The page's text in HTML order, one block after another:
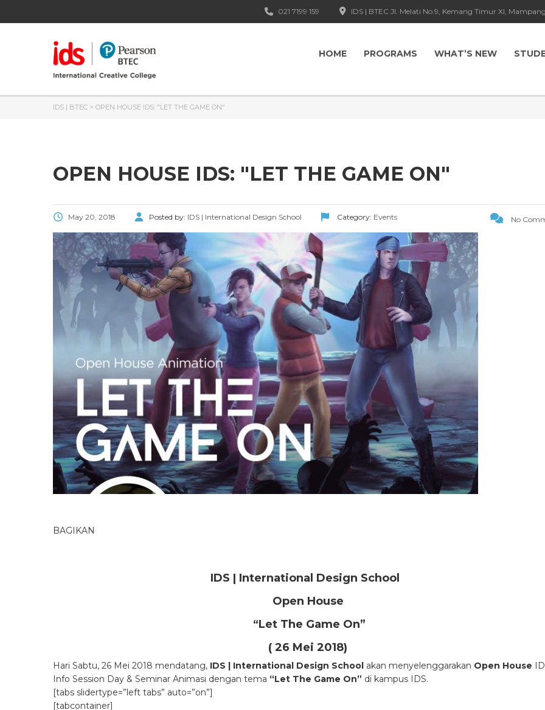
IDS | BTEC Jl. Melati No.9, Kemang Timur XI,
021 7199 159
HOME PROGRAMS WHAT’S NEW
IDS | BTEC > OPEN HOUSE IDS: "LET THE GAME ON"
OPEN HOUSE IDS: "LET THE GAME ON"
May 20, 2018 Posted by: IDS | International Design School Category: Events No
BAGIKAN
IDS | International Design School
Open House
“Let The Game On”
( 26 Mei 2018)
Hari Sabtu, 26 Mei 2018 mendatang, IDS | International Design School akan menyelenggarakan Open House
Info Session Day & Seminar Animasi dengan tema “Let The Game On” di kampus IDS.
[tabs slidertype=”left tabs” auto=”on”]
[tabcontainer]